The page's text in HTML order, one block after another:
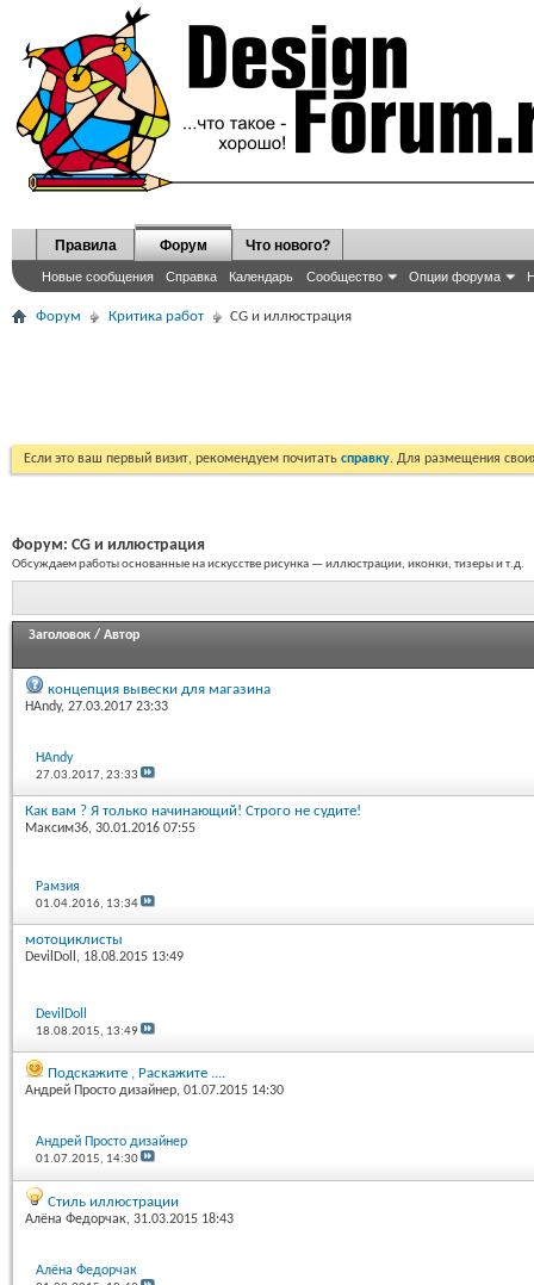
Правила Форум
Новые сообщения Справка Календарь Сообщество Опции форума
Что нового?
Форум Критика работ CG и иллюстрация
Если это ваш первый визит, рекомендуем почитать справку. Для размещения
Форум: CG и иллюстрация
Обсуждаем работы основанные на искусстве рисунка — иллюстрации, иконки, тизеры и т.д.
Заголовок / Автор
концепция вывески для магазина
HAndy, 27.03.2017 23:33
HAndy
27.03.2017,23:33
Как вам ? Я только начинающий! Строго не судите!
Максим36, 30.01.2016 07:55
Рамзия
01.04.2016, 13:34
мотоциклисты
DevilDoll , 18.08.2015 13:49
DevilDoll
18.08.2015, 13:49
Подскажите , Раскажите ....
Андрей Просто дизайнер, 01.07.2015 14:30
Андрей Просто дизайнер
01.07.2015, 14:30
Стиль иллюстрации
Алёна Федорчак, 31.03.2015 18:43
Алёна Федорчак